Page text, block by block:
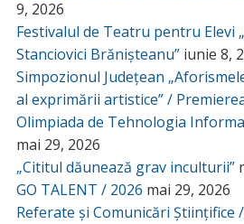
9, 2026
Festivalul de Teatru pentru Elevi
Stanciovici Brănișteanu” iunie 8,
Simpozionul Județean
al exprimării artistice” /
Olimpiada de Tehnologia
mai 29, 2026
„Cititul dăunează grav inculturii”
GO TALENT / 2026 mai 29, 2026
Referate și Comunicări Științifice